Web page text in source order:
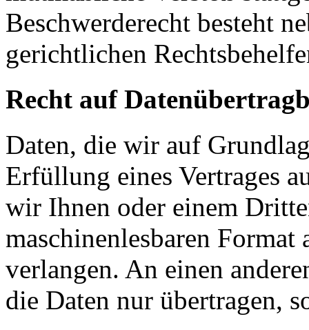
Beschwerderecht besteht
gerichtlichen
Recht auf
Daten, die wir auf
Erfüllung eines Vertrages
wir Ihnen oder einem
maschinenlesbaren Format
verlangen. An einen
die Daten nur übertragen,